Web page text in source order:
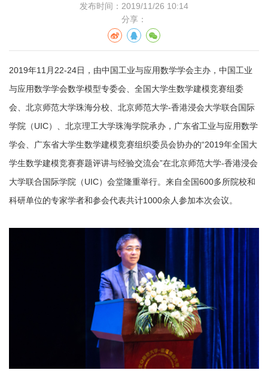
发布时间：2019/11/26 10:14
分享：
2019年11月22-24日，由中国工业与应用数学学会主办，中国工业
与应用数学学会数学模型专委会、全国大学生数学建模竞赛组委
会、北京师范大学珠海分校、北京师范大学-香港浸会大学联合国际
学院（UIC）、北京理工大学珠海学院承办，广东省工业与应用数学
学会、广东省大学生数学建模竞赛组织委员会协办的“2019年全国大
学生数学建模竞赛赛题评讲与经验交流会”在北京师范大学-香港浸会
大学联合国际学院（UIC）会堂隆重举行。 来自全国600多所院校和
科研单位的专家学者和参会代表共计1000余人参加本次会议。